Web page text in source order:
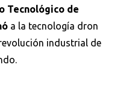
Tecnológico de
a la tecnología dron
industrial de